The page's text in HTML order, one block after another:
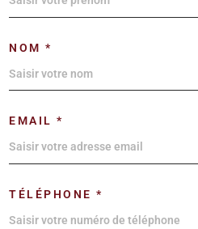
NOM *
EMAIL *
TÉLÉPHONE *